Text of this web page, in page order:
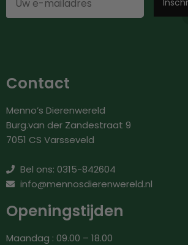
Contact
Menno’s Dierenwereld
Burg.van der Zandestraat 9
7051 CS Varsseveld
Bel ons: 0315-842604
info@mennosdierenwereld.nl
Openingstijden
Maandag : 09.00 – 18.00